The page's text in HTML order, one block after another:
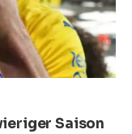
Saison